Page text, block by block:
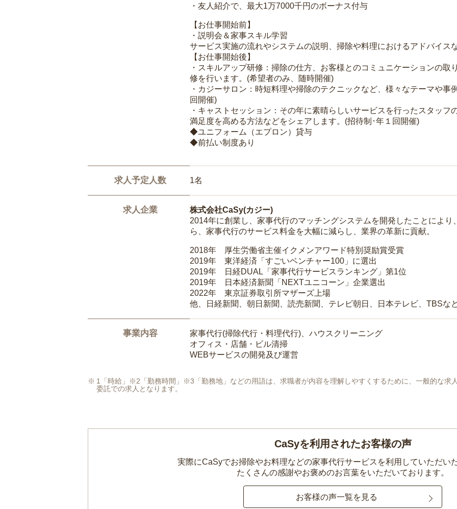
・友人紹介で、最大1万7000千円のボーナス付与
【お仕事開始前】
・説明会＆家事スキル学習
サービス実施の流れやシステムの説明、掃除や料理におけるアドバイス
【お仕事開始後】
・スキルアップ研修：掃除の仕方、お客様とのコミュニケーションの
修を行います。(希望者のみ、随時開催)
・カジーサロン：時短料理や掃除のテクニックなど、様々なテーマや事
回開催)
・キャストセッション：その年に素晴らしいサービスを行ったスタッ
満足度を高める方法などをシェアします。(招待制･年１回開催)
◆ユニフォーム（エプロン）貸与
◆前払い制度あり
求人予定人数 1名
求人企業
株式会社CaSy(カジー)
2014年に創業し、家事代行のマッチングシステムを開発したことによ
ら、家事代行のサービス料金を大幅に減らし、業界の革新に貢献。
2018年 厚生労働省主催イクメンアワード特別奨励賞受賞
2019年 東洋経済「すごいベンチャー100」に選出
2019年 日経DUAL「家事代行サービスランキング」第1位
2019年 日本経済新聞「NEXTユニコーン」企業選出
2022年 東京証券取引所マザーズ上場
他、日経新聞、朝日新聞、読売新聞、テレビ朝日、日本テレビ、TBSな
事業内容
家事代行(掃除代行・料理代行)、ハウスクリーニング
オフィス・店舗・ビル清掃
WEBサービスの開発及び運営
1「時給」※2「勤務時間」※3「勤務地」などの用語は、求職者が内容を理解しやすくするために、一般的な求
委託での求人となります。
CaSyを利用されたお客様の声
実際にCaSyでお掃除やお料理などの家事代行サービスを利用していただい
たくさんの感謝やお褒めのお言葉をいただいております。
お客様の声一覧を見る